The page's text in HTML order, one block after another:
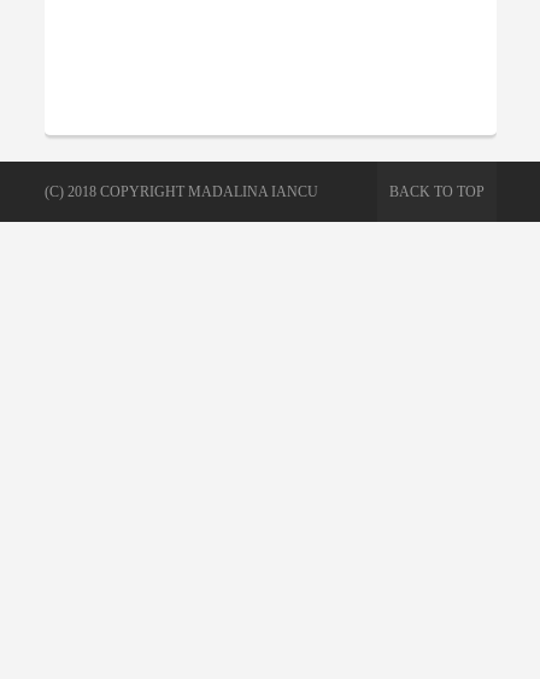
(C) 2018 COPYRIGHT MADALINA IANCU BACK TO TOP